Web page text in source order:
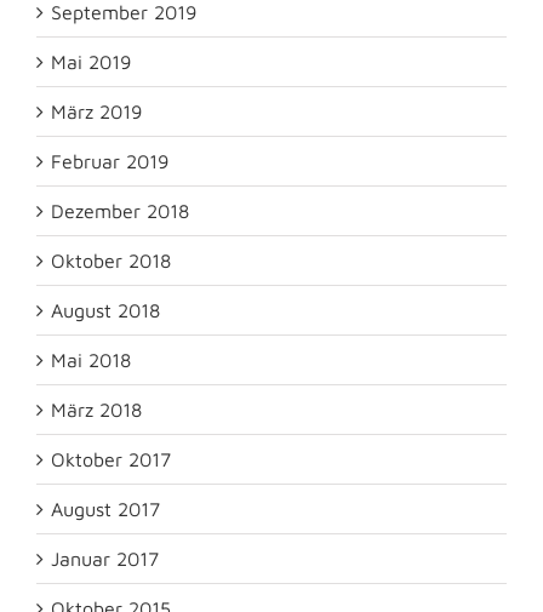
September 2019
Mai 2019
März 2019
Februar 2019
Dezember 2018
Oktober 2018
August 2018
Mai 2018
März 2018
Oktober 2017
August 2017
Januar 2017